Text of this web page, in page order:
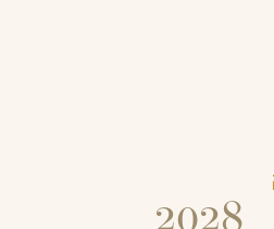
2028